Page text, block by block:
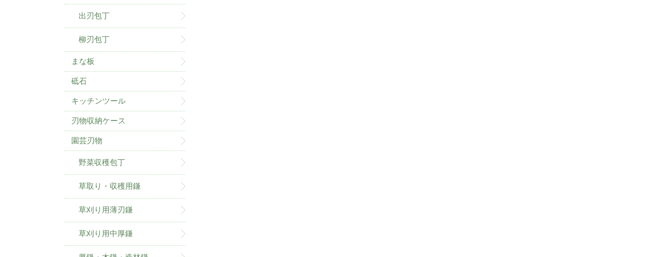
出刃包丁
柳刃包丁
まな板
砥石
キッチンツール
刃物収納ケース
園芸刃物
野菜収穫包丁
草取り・収穫用鎌
草刈り用薄刃鎌
草刈り用中厚鎌